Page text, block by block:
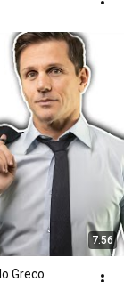
7:56
Greco